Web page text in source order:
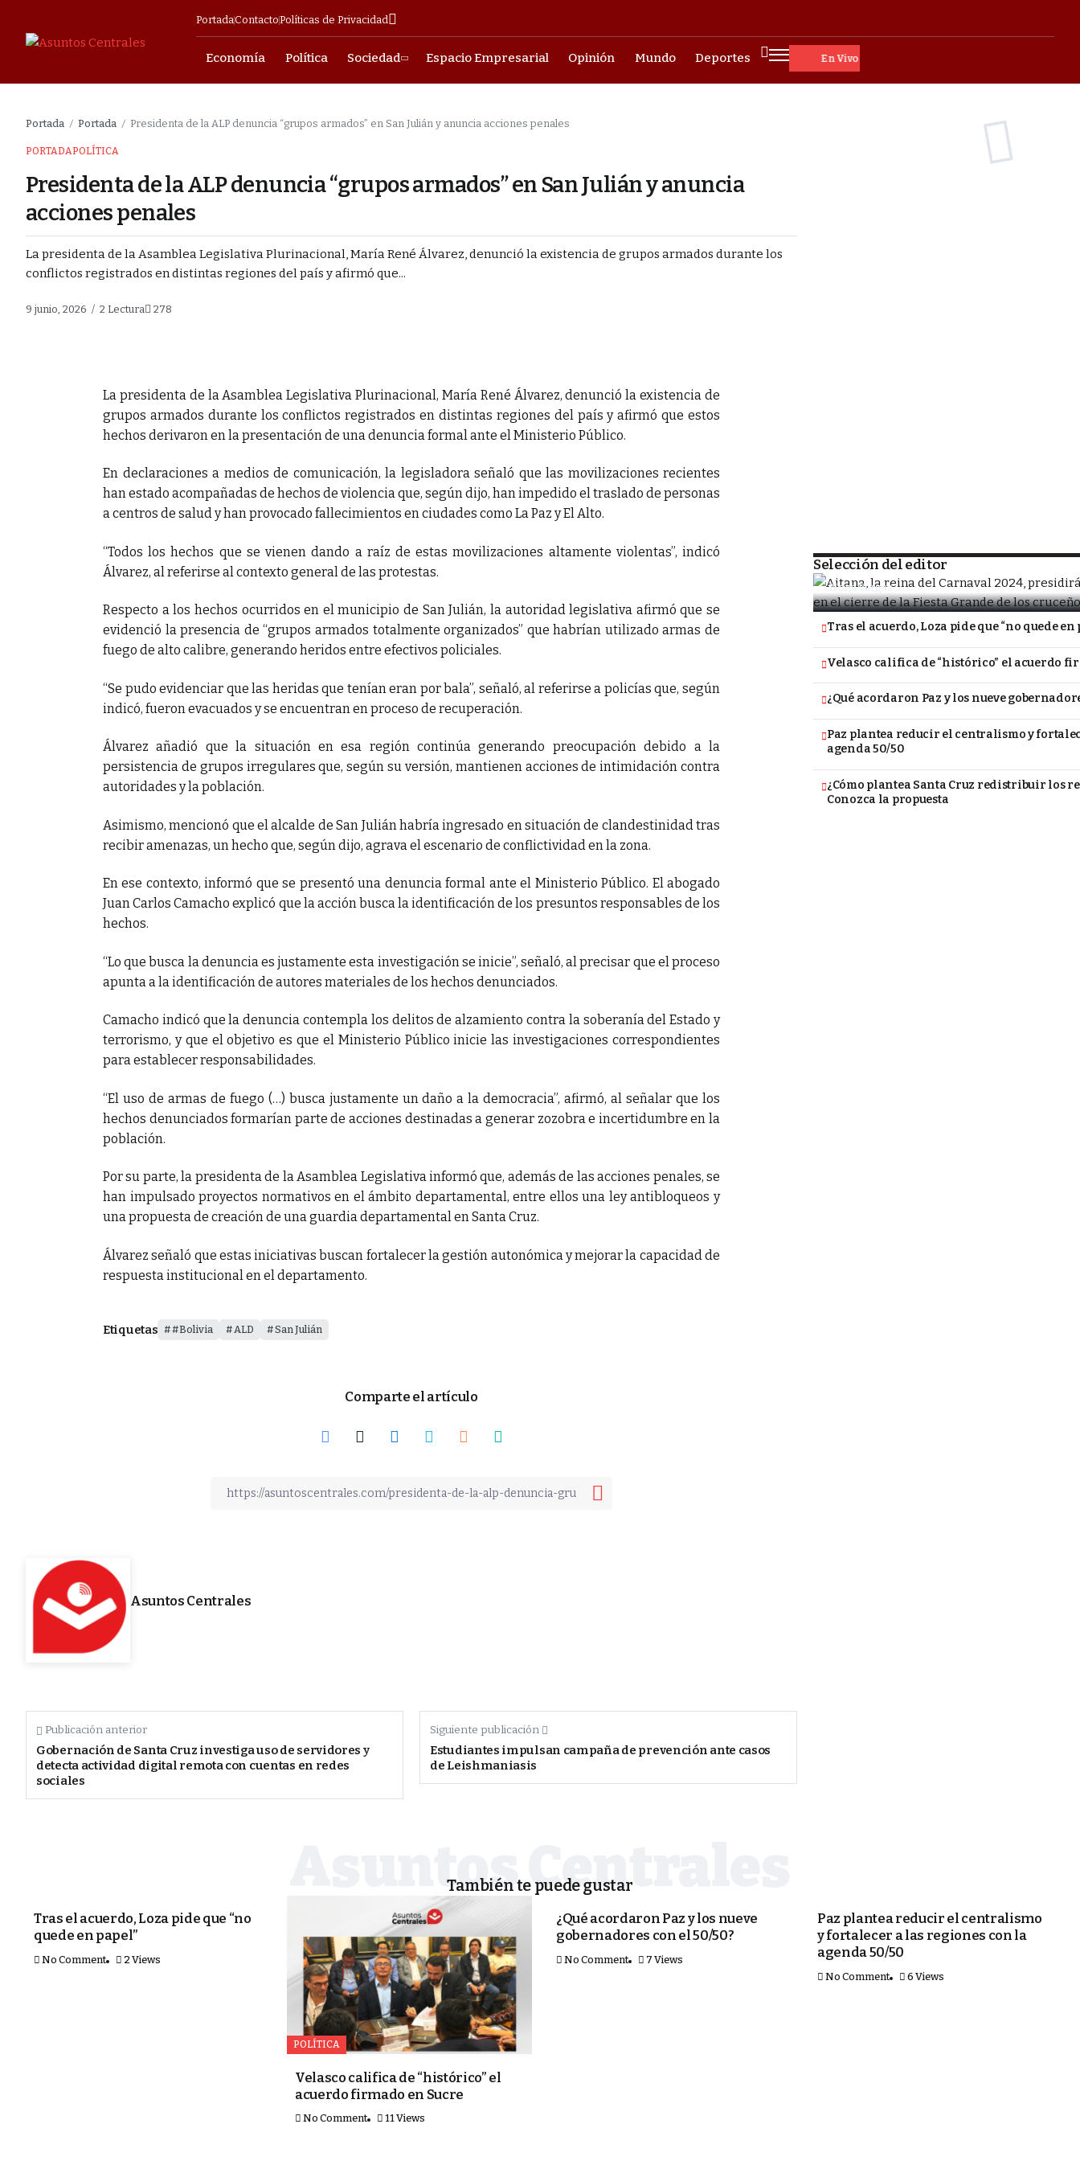
PortadaContactoPolíticas de Privacidad
Economía Política Sociedad Espacio Empresarial Opinión Mundo Deportes
con el 50/50?
a las regiones
En Vivo
Portada / Portada / Presidenta de la ALP denuncia “grupos armados” en San Julián y anuncia acciones penales
PORTADAPOLÍTICA
Presidenta de la ALP denuncia “grupos armados” en San Julián y anuncia
acciones penales
La presidenta de la Asamblea Legislativa Plurinacional, María René Álvarez, denunció la existencia de grupos armados durante los
conflictos registrados en distintas regiones del país y afirmó que...
9 junio, 2026 2 Lectura 278
La presidenta de la Asamblea Legislativa Plurinacional, María René Álvarez, denunció la existencia de
grupos armados durante los conflictos registrados en distintas regiones del país y afirmó que estos
hechos derivaron en la presentación de una denuncia formal ante el Ministerio Público.
En declaraciones a medios de comunicación, la legisladora señaló que las movilizaciones recientes
han estado acompañadas de hechos de violencia que, según dijo, han impedido el traslado de personas
a centros de salud y han provocado fallecimientos en ciudades como La Paz y El Alto.
“Todos los hechos que se vienen dando a raíz de estas movilizaciones altamente violentas”, indicó
Álvarez, al referirse al contexto general de las protestas.
Respecto a los hechos ocurridos en el municipio de San Julián, la autoridad legislativa afirmó que se
evidenció la presencia de “grupos armados totalmente organizados” que habrían utilizado armas de
fuego de alto calibre, generando heridos entre efectivos policiales.
“Se pudo evidenciar que las heridas que tenían eran por bala”, señaló, al referirse a policías que, según
indicó, fueron evacuados y se encuentran en proceso de recuperación.
Álvarez añadió que la situación en esa región continúa generando preocupación debido a la
persistencia de grupos irregulares que, según su versión, mantienen acciones de intimidación contra
autoridades y la población.
Asimismo, mencionó que el alcalde de San Julián habría ingresado en situación de clandestinidad tras
recibir amenazas, un hecho que, según dijo, agrava el escenario de conflictividad en la zona.
En ese contexto, informó que se presentó una denuncia formal ante el Ministerio Público. El abogado
Juan Carlos Camacho explicó que la acción busca la identificación de los presuntos responsables de los
hechos.
“Lo que busca la denuncia es justamente esta investigación se inicie”, señaló, al precisar que el proceso
apunta a la identificación de autores materiales de los hechos denunciados.
Camacho indicó que la denuncia contempla los delitos de alzamiento contra la soberanía del Estado y
terrorismo, y que el objetivo es que el Ministerio Público inicie las investigaciones correspondientes
para establecer responsabilidades.
“El uso de armas de fuego (…) busca justamente un daño a la democracia”, afirmó, al señalar que los
hechos denunciados formarían parte de acciones destinadas a generar zozobra e incertidumbre en la
población.
Por su parte, la presidenta de la Asamblea Legislativa informó que, además de las acciones penales, se
han impulsado proyectos normativos en el ámbito departamental, entre ellos una ley antibloqueos y
una propuesta de creación de una guardia departamental en Santa Cruz.
Álvarez señaló que estas iniciativas buscan fortalecer la gestión autonómica y mejorar la capacidad de
respuesta institucional en el departamento.
Etiquetas #Bolivia ALD San Julián
Comparte el artículo
Asuntos Centrales
Publicación anterior
Gobernación de Santa Cruz investiga uso de servidores y
detecta actividad digital remota con cuentas en redes
sociales
Siguiente publicación
Estudiantes impulsan campaña de prevención ante casos
de Leishmaniasis
Selección del editor
tradicional Carnavalito
Nona Vargas
Tras el acuerdo, Loza pide que “no quede en
Velasco califica de “histórico” el acuerdo
¿Qué acordaron Paz y los nueve
Paz plantea reducir el centralismo y
agenda 50/50
¿Cómo plantea Santa Cruz redistribuir los
Conozca la propuesta
También te puede gustar
Tras el acuerdo, Loza pide que “no
quede en papel”
No Comment 2 Views
POLÍTICA
Velasco califica de “histórico” el
acuerdo firmado en Sucre
No Comment 11 Views
PORTADA
¿Qué acordaron Paz y los nueve
gobernadores con el 50/50?
No Comment 7 Views
Paz plantea reducir el centralismo
y fortalecer a las regiones con la
agenda 50/50
No Comment 6 Views